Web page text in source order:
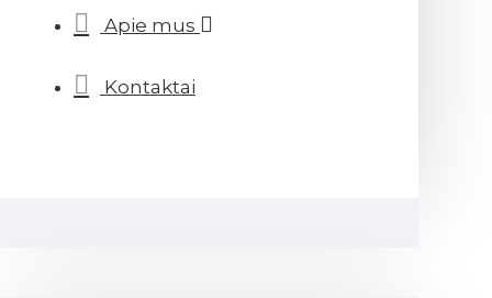
Apie mus
Kontaktai